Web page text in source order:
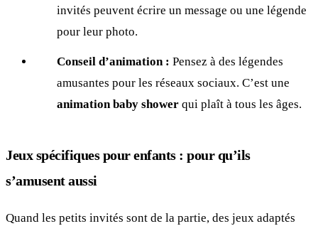
invités peuvent écrire un message ou une légende
pour leur photo.
Conseil d’animation : Pensez à des légendes
amusantes pour les réseaux sociaux. C’est une
animation baby shower qui plaît à tous les âges.
Jeux spécifiques pour enfants : pour qu’ils
s’amusent aussi
Quand les petits invités sont de la partie, des jeux adaptés